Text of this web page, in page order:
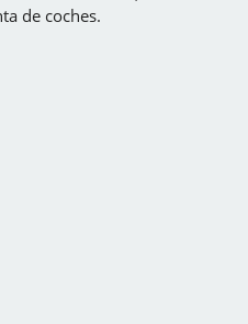
de coches.